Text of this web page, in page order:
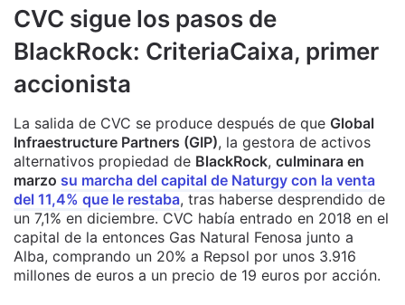
CVC sigue los pasos de
BlackRock: CriteriaCaixa, primer
accionista
La salida de CVC se produce después de que Global
Infraestructure Partners (GIP), la gestora de activos
alternativos propiedad de BlackRock, culminara en
marzo su marcha del capital de Naturgy con la venta
del 11,4% que le restaba, tras haberse desprendido de
un 7,1% en diciembre. CVC había entrado en 2018 en el
capital de la entonces Gas Natural Fenosa junto a
Alba, comprando un 20% a Repsol por unos 3.916
millones de euros a un precio de 19 euros por acción.